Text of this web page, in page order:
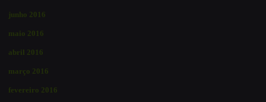
junho 2016
maio 2016
abril 2016
março 2016
fevereiro 2016